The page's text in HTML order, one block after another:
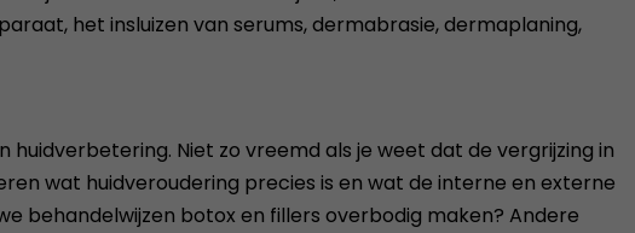
het insluizen van serums, dermabrasie, dermaplaning,
Niet zo vreemd als je weet dat de vergrijzing in
wat huidveroudering precies is en wat de interne en externe
behandelwijzen botox en fillers overbodig maken? Andere